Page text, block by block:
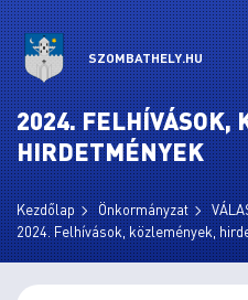
SZOMBATHELY.HU
2024. FELHÍVÁSOK,
HIRDETMÉNYEK
Kezdőlap Önkormányzat
2024. Felhívások, közlemények,